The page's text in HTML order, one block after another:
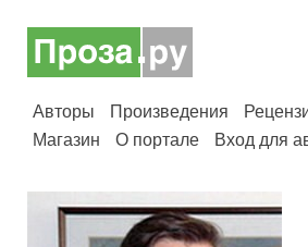
Авторы Произведения
Магазин
О портале Вход для